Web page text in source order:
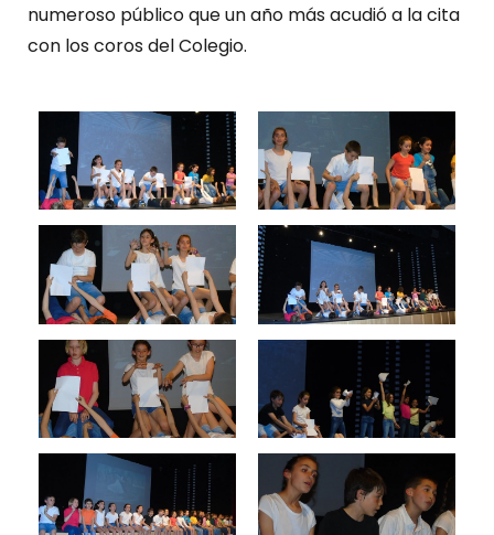
numeroso público que un año más acudió a la cita
con los coros del Colegio.